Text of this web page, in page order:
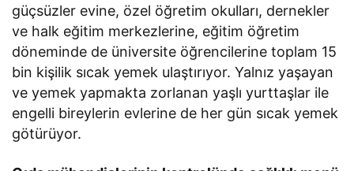
güçsüzler evine, özel öğretim okulları, dernekler
ve halk eğitim merkezlerine, eğitim öğretim
döneminde de üniversite öğrencilerine toplam 15
bin kişilik sıcak yemek ulaştırıyor. Yalnız yaşayan
ve yemek yapmakta zorlanan yaşlı yurttaşlar ile
engelli bireylerin evlerine de her gün sıcak yemek
götürüyor.